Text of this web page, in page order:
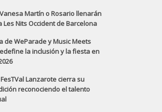
Martín o Rosario llenarán
Les Nits Occident de Barcelona
de WeParade y Music Meets
la inclusión y la fiesta en
Lanzarote cierra su
reconociendo el talento